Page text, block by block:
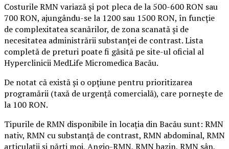
Costurile RMN variază și pot pleca de la 500-600 RON sau
700 RON, ajungându-se la 1200 sau 1500 RON, în funcție
de complexitatea scanărilor, de zona scanată și de
necesitatea administrării substanței de contrast. Lista
completă de preturi poate fi găsită pe site-ul oficial al
Hyperclinicii MedLife Micromedica Bacău.
De notat că există și o opțiune pentru prioritizarea
programării (taxă de urgență comercială), care pornește de
la 100 RON.
Tipurile de RMN disponibile în locația din Bacău sunt: RMN
nativ, RMN cu substanță de contrast, RMN abdominal, RMN
articulații și părți moi, Angio-RMN, RMN bazin, RMN sân,